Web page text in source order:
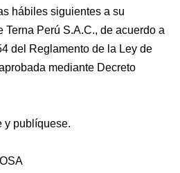
hábiles siguientes a su
Terna Perú S.A.C., de acuerdo a
del Reglamento de la Ley de
mediante Decreto
y publíquese.